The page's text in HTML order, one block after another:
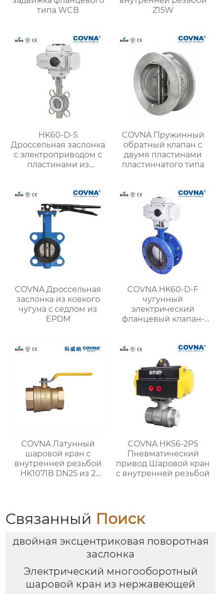
типа WCB
Z15W
HK60-D-S
Дроссельная заслонка
с электроприводом с
пластинами из
COVNA Пружинный
обратный клапан с
двумя пластинами
пластинчатого типа
COVNA Дроссельная
заслонка из ковкого
чугуна с седлом из
EPDM
COVNA HK60-D-F
чугунный
электрический
фланцевый клапан-
COVNA Латунный
шаровой кран с
внутренней резьбой
HK1071B DN25 из 2
COVNA HK56-2PS
Пневматический
привод Шаровой кран
с внутренней резьбой
Связанный Поиск
двойная эксцентриковая поворотная
заслонка
Электрический многооборотный
шаровой кран из нержавеющей